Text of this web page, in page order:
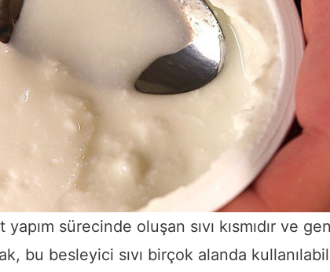
sürecinde oluşan sıvı kısmıdır ve
bu besleyici sıvı birçok alanda